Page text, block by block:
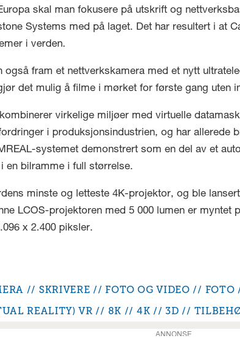
skal man fokusere på utskrift og
Systems med på laget. Det har resultert i at
i verden.
også fram et nettverkskamera med et nytt
det mulig å filme i mørket for første gang uten
virkelige miljøer med virtuelle
i produksjonsindustrien, og har allerede
systemet demonstrert som en del av et
en bilramme i full størrelse.
minste og letteste 4K-projektor, og ble
LCOS-projektoren med 5 000 lumen er
x 2.400 piksler.
SKRIVERE FOTO OG VIDEO FOTO
REALITY) VR
8K 4K 3D
ANNONSE